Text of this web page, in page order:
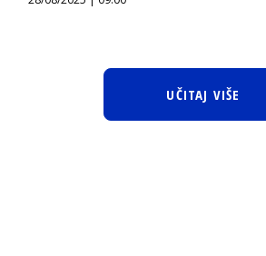
UČITAJ VIŠE